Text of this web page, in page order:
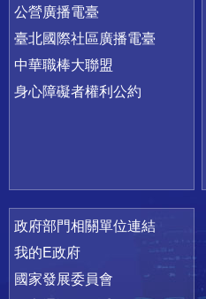
公營廣播電臺
臺北國際社區廣播電臺
中華職棒大聯盟
身心障礙者權利公約
政府部門相關單位連結
我的E政府
國家發展委員會